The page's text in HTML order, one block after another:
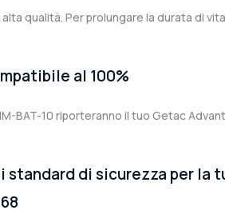
qualità. Per prolungare la durata di
al 100%
BAT-10 riporteranno il tuo Getac
standard di sicurezza per la